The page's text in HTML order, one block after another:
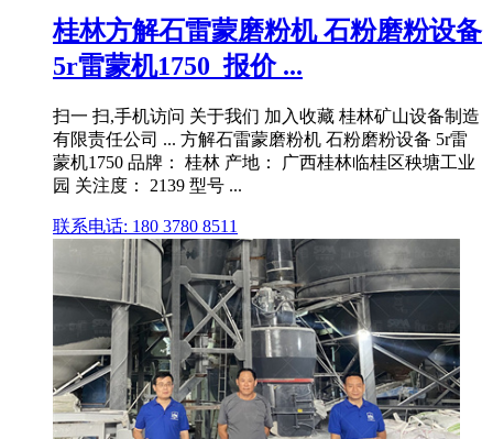
桂林方解石雷蒙磨粉机 石粉磨粉设备
5r雷蒙机1750_报价 ...
扫一 扫,手机访问 关于我们 加入收藏 桂林矿山设备制造
有限责任公司 ... 方解石雷蒙磨粉机 石粉磨粉设备 5r雷
蒙机1750 品牌： 桂林 产地： 广西桂林临桂区秧塘工业
园 关注度： 2139 型号 ...
联系电话: 180 3780 8511